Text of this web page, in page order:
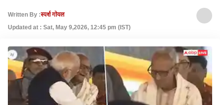
Written By :स्पर्श गोयल
Updated at : Sat, May 9,2026, 12:45 pm (IST)